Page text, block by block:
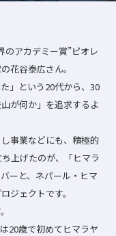
のアカデミー賞”ピオレ
花谷泰広さん。
」という20代から、30
が何か」を追求するよ
事業などにも、積極的
上げたのが、「ヒマラ
ーと、ネパール・ヒマ
ジェクトです。
20歳で初めてヒマラヤ